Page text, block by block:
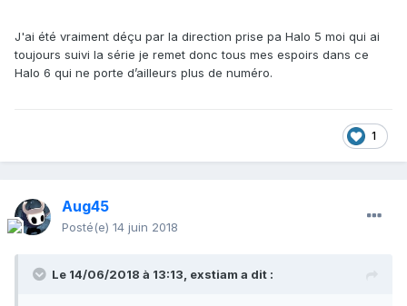
J'ai été vraiment déçu par la direction prise pa Halo 5 moi qui ai
toujours suivi la série je remet donc tous mes espoirs dans ce
Halo 6 qui ne porte d’ailleurs plus de numéro.
1
Aug45
Posté(e) 14 juin 2018
Le 14/06/2018 à 13:13, exstiam a dit :